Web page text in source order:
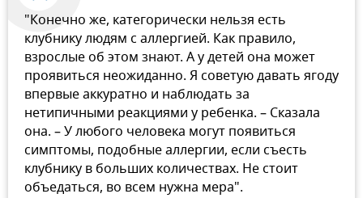
"Конечно же, категорически нельзя есть
клубнику людям с аллергией. Как правило,
взрослые об этом знают. А у детей она может
проявиться неожиданно. Я советую давать ягоду
впервые аккуратно и наблюдать за
нетипичными реакциями у ребенка. – Сказала
она. – У любого человека могут появиться
симптомы, подобные аллергии, если съесть
клубнику в больших количествах. Не стоит
объедаться, во всем нужна мера".